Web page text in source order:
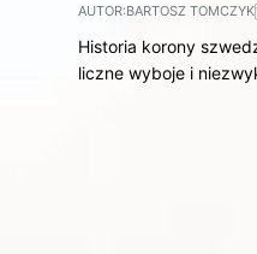
AUTOR:BARTOSZ TOMCZYK
Historia korony
liczne wyboje i